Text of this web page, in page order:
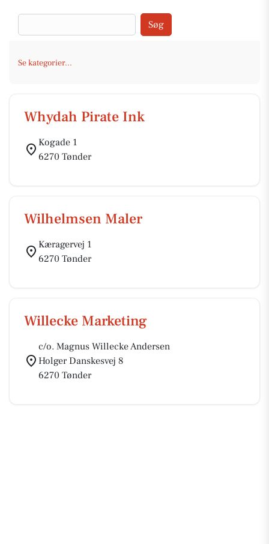
Søg
Se kategorier...
Whydah Pirate Ink
Kogade 1
6270 Tønder
Wilhelmsen Maler
Kæragervej 1
6270 Tønder
Willecke Marketing
c/o. Magnus Willecke Andersen
Holger Danskesvej 8
6270 Tønder